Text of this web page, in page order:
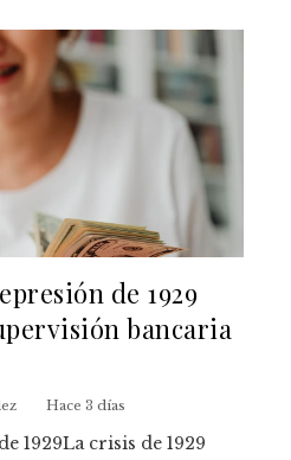
de 1929
bancaria
Hace 3 días
1929La crisis de 1929